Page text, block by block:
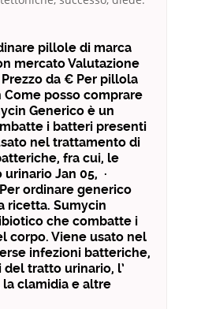
pillole di marca
mercato Valutazione
da € Per pillola
Come posso comprare
Generico è un
i batteri presenti
nel trattamento di
fra cui, le
Jan 05, ·
ordinare generico
ricetta. Sumycin
che combatte i
corpo. Viene usato nel
infezioni batteriche,
tratto urinario, l’
clamidia e altre